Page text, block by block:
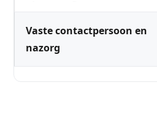
Vaste contactpersoon en
nazorg